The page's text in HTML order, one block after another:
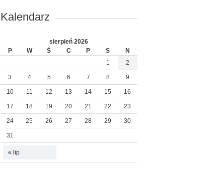
Kalendarz
sierpień 2026
P
W Ś C P S N
« lip
1 2
3 4 5 6 7 8 9
10 11 12 13 14 15 16
17 18 19 20 21 22 23
24 25 26 27 28 29 30
31